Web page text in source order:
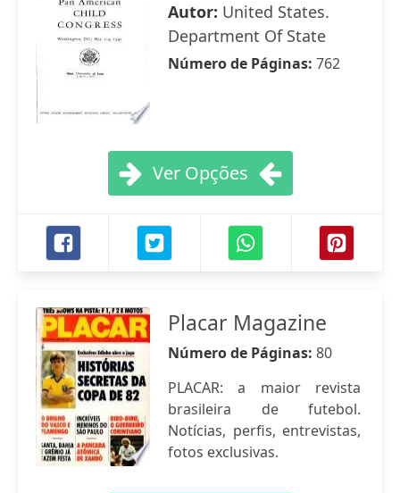
Autor: United States.
Department Of State
Número de Páginas: 762
Ver Opções
Placar Magazine
Número de Páginas: 80
PLACAR: a maior revista
brasileira de futebol.
Notícias, perfis, entrevistas,
fotos exclusivas.